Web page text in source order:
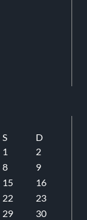
S
D
1
2
8
9
15
16
22
23
29
30